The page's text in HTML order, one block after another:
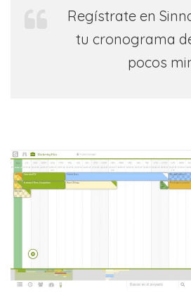
Regístrate en
tu cronograma
pocos